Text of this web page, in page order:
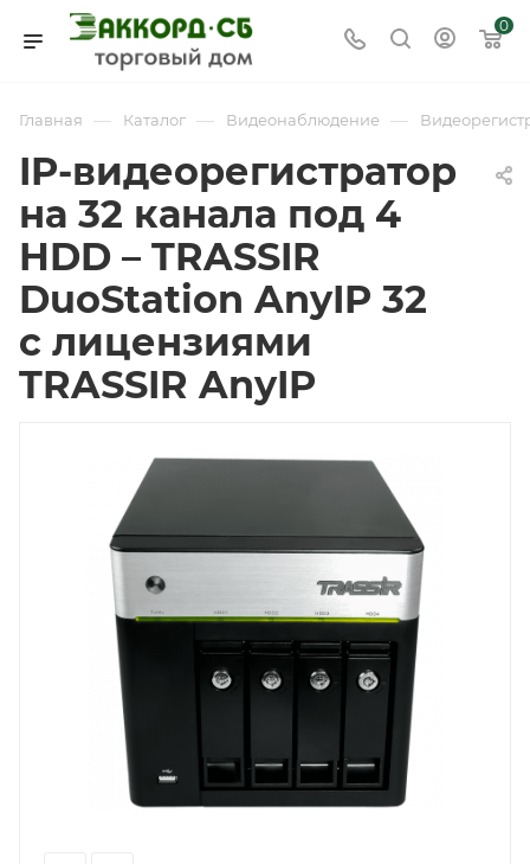
0
Главная — Каталог — Видеонаблюдение —
IP-видеорегистратор
на 32 канала под 4
HDD – TRASSIR
DuoStation AnyIP 32
с лицензиями
TRASSIR AnyIP